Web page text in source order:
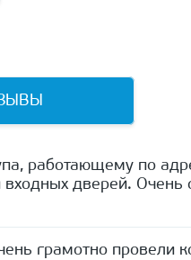
работающему по
дверей. Очень
грамотно провели